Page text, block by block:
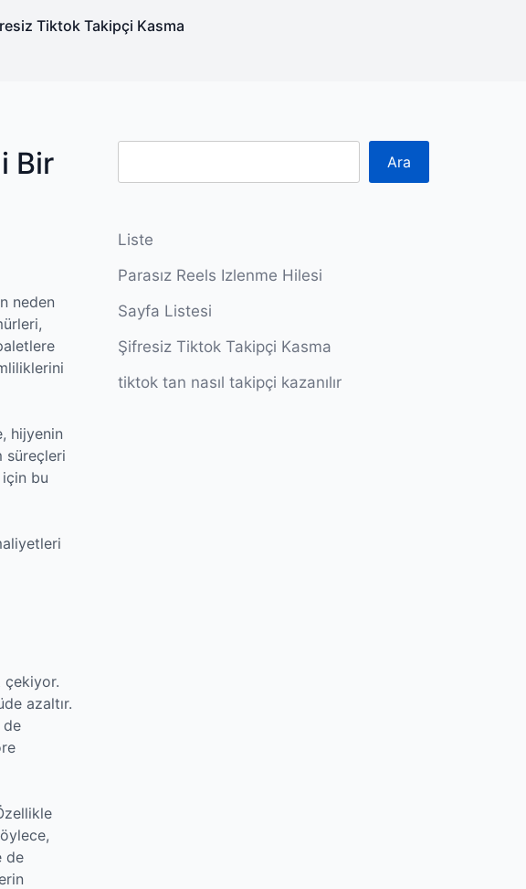
Tiktok Takipçi Kasma
Bir
neden
hijyenin
süreçleri
bu
çekiyor.
azaltır.
de
de
Ara
Liste
Parasız Reels Izlenme Hilesi
Sayfa Listesi
Şifresiz Tiktok Takipçi Kasma
tiktok tan nasıl takipçi kazanılır